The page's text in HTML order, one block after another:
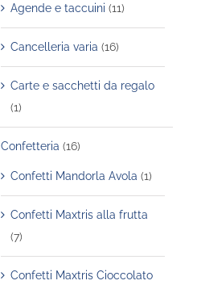
Agende e taccuini (11)
Cancelleria varia (16)
Carte e sacchetti da regalo
(1)
Confetteria (16)
Confetti Mandorla Avola (1)
Confetti Maxtris alla frutta
(7)
Confetti Maxtris Cioccolato